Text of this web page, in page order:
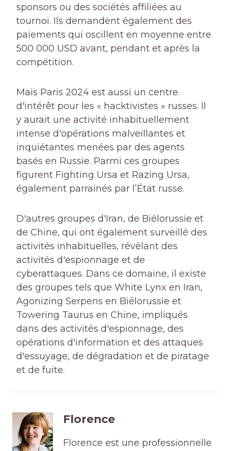
sponsors ou des sociétés affiliées au
tournoi. Ils demandent également des
paiements qui oscillent en moyenne entre
500 000 USD avant, pendant et après la
compétition.
Mais Paris 2024 est aussi un centre
d'intérêt pour les « hacktivistes » russes. Il
y aurait une activité inhabituellement
intense d'opérations malveillantes et
inquiétantes menées par des agents
basés en Russie. Parmi ces groupes
figurent Fighting Ursa et Razing Ursa,
également parrainés par l’État russe.
D'autres groupes d'Iran, de Biélorussie et
de Chine, qui ont également surveillé des
activités inhabituelles, révélant des
activités d'espionnage et de
cyberattaques. Dans ce domaine, il existe
des groupes tels que White Lynx en Iran,
Agonizing Serpens en Biélorussie et
Towering Taurus en Chine, impliqués
dans des activités d'espionnage, des
opérations d'information et des attaques
d'essuyage, de dégradation et de piratage
et de fuite.
Florence
Florence est une professionnelle